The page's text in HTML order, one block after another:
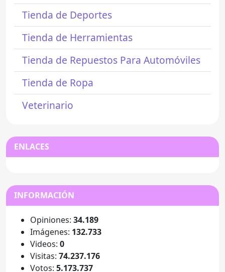
Tienda de Deportes
Tienda de Herramientas
Tienda de Repuestos Para Automóviles
Tienda de Ropa
Veterinario
ENLACES
INFORMACIÓN
Opiniones: 34.189
Imágenes: 132.733
Videos: 0
Visitas: 74.237.176
Votos: 5.173.737